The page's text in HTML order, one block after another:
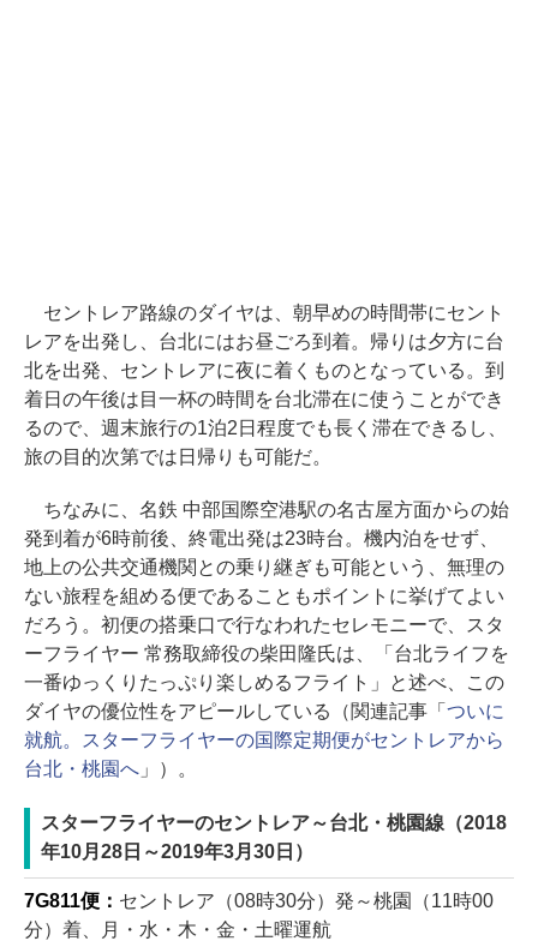
セントレア路線のダイヤは、朝早めの時間帯にセント
レアを出発し、台北にはお昼ごろ到着。帰りは夕方に台
北を出発、セントレアに夜に着くものとなっている。到
着日の午後は目一杯の時間を台北滞在に使うことができ
るので、週末旅行の1泊2日程度でも長く滞在できるし、
旅の目的次第では日帰りも可能だ。
ちなみに、名鉄 中部国際空港駅の名古屋方面からの始
発到着が6時前後、終電出発は23時台。機内泊をせず、
地上の公共交通機関との乗り継ぎも可能という、無理の
ない旅程を組める便であることもポイントに挙げてよい
だろう。初便の搭乗口で行なわれたセレモニーで、スタ
ーフライヤー 常務取締役の柴田隆氏は、「台北ライフを
一番ゆっくりたっぷり楽しめるフライト」と述べ、この
ダイヤの優位性をアピールしている（関連記事「 ついに
就航。スターフライヤーの国際定期便がセントレアから
台北・桃園へ」）。
スターフライヤーのセントレア～台北・桃園線（2018
年10月28日～2019年3月30日）
7G811便： セントレア（08時30分）発～桃園（11時00
分）着、月・水・木・金・土曜運航